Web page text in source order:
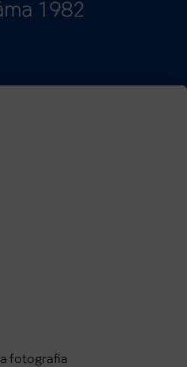
1982
fotografia